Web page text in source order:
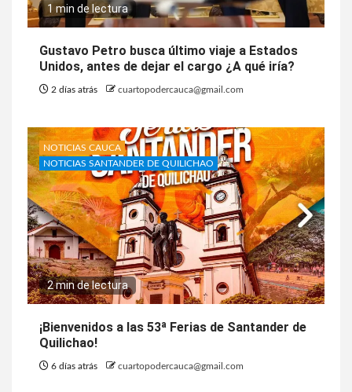
1 min de lectura
Gustavo Petro busca último viaje a Estados
Unidos, antes de dejar el cargo ¿A qué iría?
2 días atrás cuartopodercauca@gmail.com
NOTICIAS CAUCA
NOTICIAS SANTANDER DE QUILICHAO
2 min de lectura
¡Bienvenidos a las 53ª Ferias de Santander de
Quilichao!
6 días atrás cuartopodercauca@gmail.com